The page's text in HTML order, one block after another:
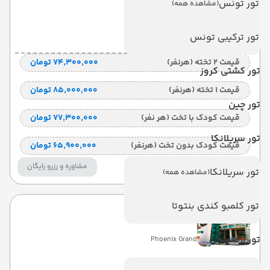
تور تونس(مشاهده همه)
تور ترکیبی تونس
تور کشتی کروز
تور چین
تور سریلانکا
تور سریلانکا(مشاهده همه)
تور کلمبو کندی بنتوتا
تور ارمنستان
با صبحانه(BB)
قیمت 2 تخته (هرنفر) ۷۴٬۳۰۰٬۰۰۰ تومان
قیمت 1 تخته (هرنفر) ۸۵٬۰۰۰٬۰۰۰ تومان
قیمت کودک با تخت (هر نفر) ۷۷٬۳۰۰٬۰۰۰ تومان
قیمت کودک بدون تخت (هرنفر) ۶۵٬۹۰۰٬۰۰۰ تومان
مشاوره و رزرو رایگان
فونیکس گرند
Phoenix Grand